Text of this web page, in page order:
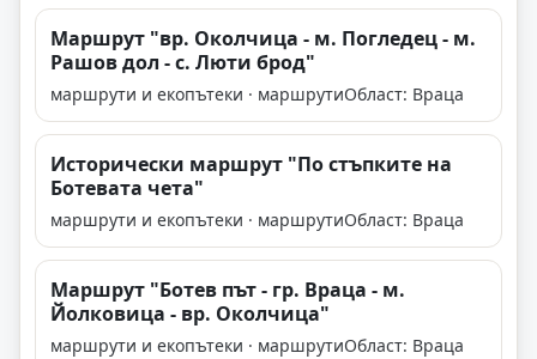
Маршрут "вр. Околчица - м. Погледец - м.
Рашов дол - с. Люти брод"
маршрути и екопътеки · маршрутиОбласт: Враца
Исторически маршрут "По стъпките на
Ботевата чета"
маршрути и екопътеки · маршрутиОбласт: Враца
Маршрут "Ботев път - гр. Враца - м.
Йолковица - вр. Околчица"
маршрути и екопътеки · маршрутиОбласт: Враца